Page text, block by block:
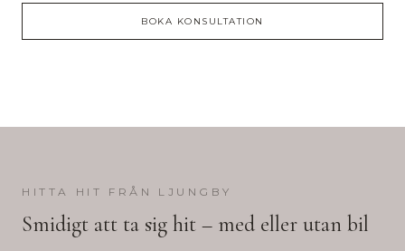
BOKA KONSULTATION
HITTA HIT FRÅN LJUNGBY
Smidigt att ta sig hit – med eller utan bil